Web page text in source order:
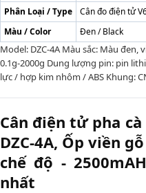
Phân Loại / Type
Cân đo điện tử
Màu / Color
Đen / Black
Model: DZC-4A Màu sắc: Màu
0.1g-2000g Dung lượng pin: pin
lực / hợp kim nhôm / ABS Khung:
Cân điện tử pha
DZC-4A, Ốp viền
chế độ -
nhất